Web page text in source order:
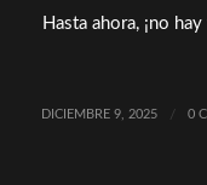
Hasta ahora, ¡no
DICIEMBRE 9, 2025 / 0